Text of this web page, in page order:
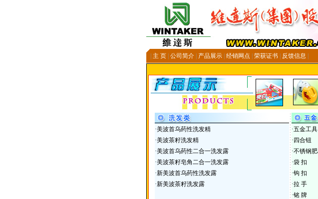
主 页 公司简介 产品展示 经销网点 荣获证书 反馈信息
·美波首乌药性洗发精
·美波茶籽洗发精
·美波首乌药性二合一洗发露
·美波茶籽皂角二合一洗发露
·新美波首乌药性洗发露
·新美波茶籽洗发露
·五金工具
· 四合钮
·不锈钢
·袋 扣
·钩 扣
·拉 手
·铭 牌